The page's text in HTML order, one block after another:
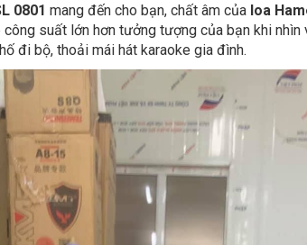
0801 mang đến cho bạn, chất âm của loa
suất lớn hơn tưởng tượng của bạn khi
đi bộ, thoải mái hát karaoke gia đình.